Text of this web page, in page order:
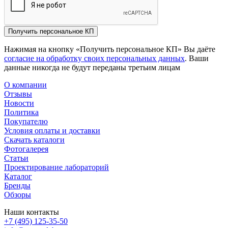
Получить персональное КП
Нажимая на кнопку «Получить персональное КП» Вы даёте
согласие на обработку своих персональных данных. Ваши
данные никогда не будут переданы третьим лицам
О компании
Отзывы
Новости
Политика
Покупателю
Условия оплаты и доставки
Скачать каталоги
Фотогалерея
Статьи
Проектирование лабораторий
Каталог
Бренды
Обзоры
Наши контакты
+7 (495) 125-35-50